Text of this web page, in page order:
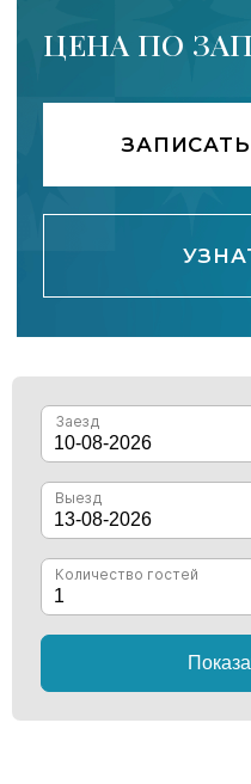
162 М² ПЛОЩАДЬ
ПРЯМОЙ ВИД НА МОРЕ
ОГРОМНЫЙ БАЛКОН
ЧЕРНЫЕ ЛЮСТРЫ